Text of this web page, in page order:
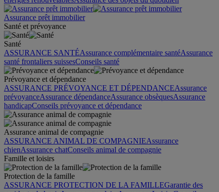
Assurance prêt immobilier
Santé et prévoyance
Santé
ASSURANCE SANTÉAssurance complémentaire santéAssurance
santé frontaliers suissesConseils santé
Prévoyance et dépendance
ASSURANCE PRÉVOYANCE ET DÉPENDANCEAssurance
prévoyanceAssurance dépendanceAssurance obsèquesAssurance
handicapConseils prévoyance et dépendance
Assurance animal de compagnie
ASSURANCE ANIMAL DE COMPAGNIEAssurance
chienAssurance chatConseils animal de compagnie
Famille et loisirs
Protection de la famille
ASSURANCE PROTECTION DE LA FAMILLEGarantie des